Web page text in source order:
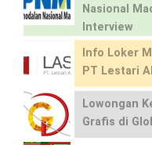
Nasional
Interview
Info Loker
PT Lestari
Lowongan
Grafis di